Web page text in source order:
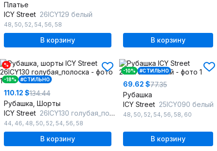
Платье
ICY Street 26ICY129 белый
48, 50, 52, 54, 56, 58
В корзину В корзину
%
-18% #СТИЛЬНО
110.12 $134.44
Рубашка, Шорты
ICY Street 26ICY130 голубая_полоска
44, 46, 48, 50, 52, 54, 56, 58
В корзину
-10% #СТИЛЬНО
69.62 $77.35
Рубашка
ICY Street 25ICY090 белый
48, 50, 52, 54, 56, 58, 60
В корзину